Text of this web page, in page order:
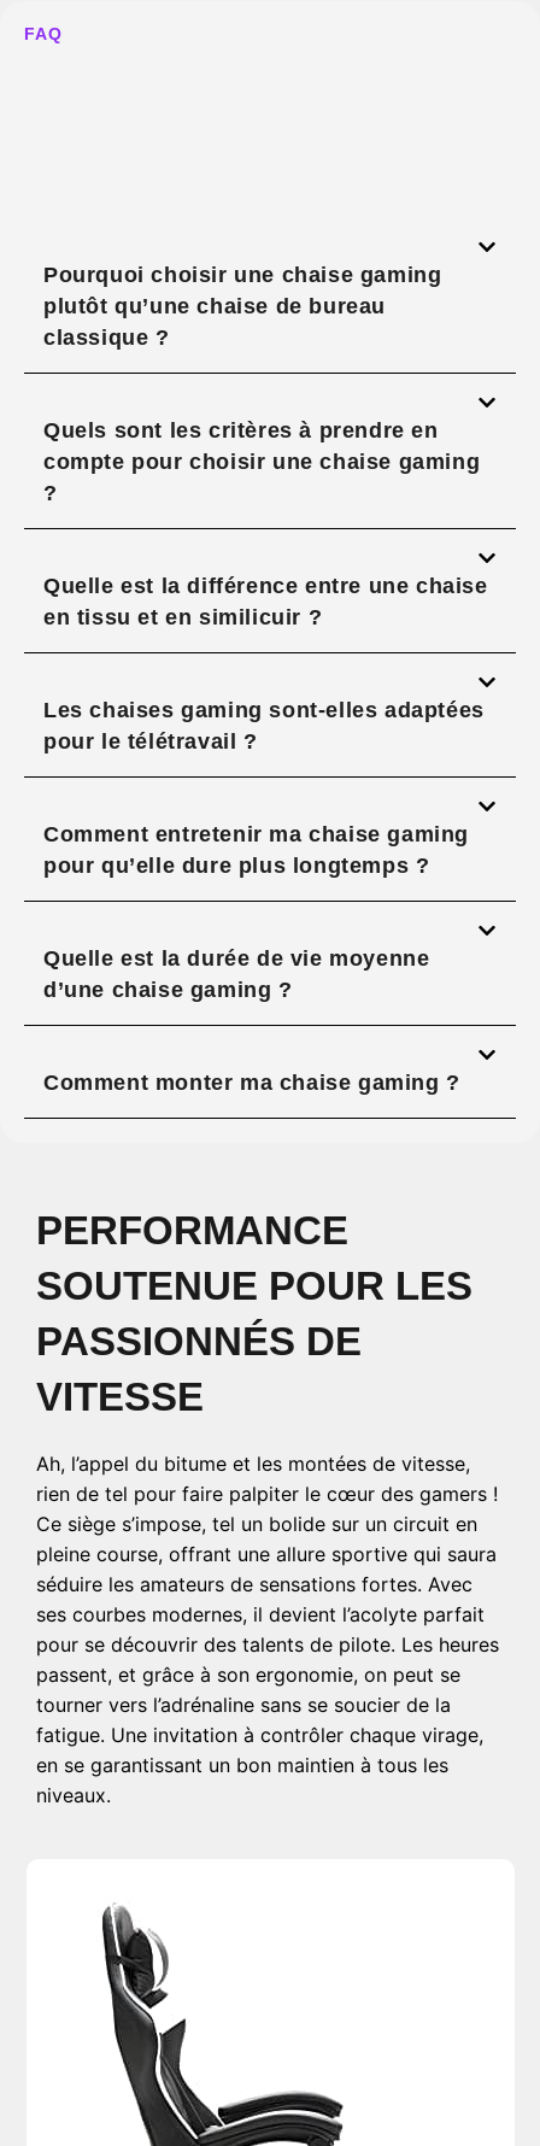
FAQ
Pourquoi choisir une chaise gaming
plutôt qu’une chaise de bureau
classique ?
Quels sont les critères à prendre en
compte pour choisir une chaise gaming
?
Quelle est la différence entre une chaise
en tissu et en similicuir ?
Les chaises gaming sont-elles adaptées
pour le télétravail ?
Comment entretenir ma chaise gaming
pour qu’elle dure plus longtemps ?
Quelle est la durée de vie moyenne
d’une chaise gaming ?
Comment monter ma chaise gaming ?
PERFORMANCE
SOUTENUE POUR LES
PASSIONNÉS DE
VITESSE
Ah, l’appel du bitume et les montées de vitesse,
rien de tel pour faire palpiter le cœur des gamers !
Ce siège s’impose, tel un bolide sur un circuit en
pleine course, offrant une allure sportive qui saura
séduire les amateurs de sensations fortes. Avec
ses courbes modernes, il devient l’acolyte parfait
pour se découvrir des talents de pilote. Les heures
passent, et grâce à son ergonomie, on peut se
tourner vers l’adrénaline sans se soucier de la
fatigue. Une invitation à contrôler chaque virage,
en se garantissant un bon maintien à tous les
niveaux.